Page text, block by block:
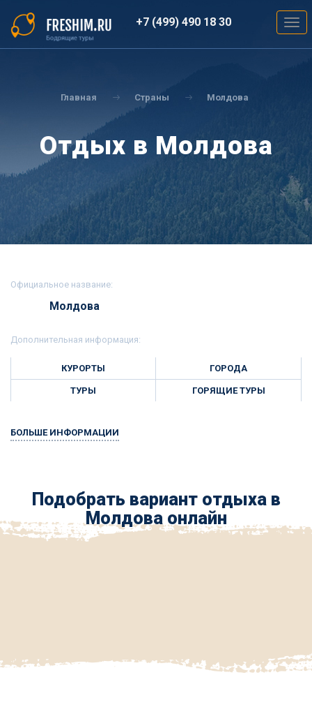
основному
содержанию
+7 (499) 490 18 30
Главная Страны Молдова
Отдых в Молдова
Официальное название:
Молдова
Дополнительная информация:
КУРОРТЫ ГОРОДА
ТУРЫ ГОРЯЩИЕ ТУРЫ
БОЛЬШЕ ИНФОРМАЦИИ
Подобрать вариант отдыха в
Молдова онлайн